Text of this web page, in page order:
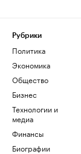
Рубрики
Политика
Экономика
Общество
Бизнес
Технологии и
медиа
Финансы
Биографии